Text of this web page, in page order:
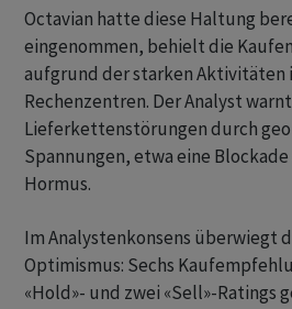
Octavian hatte diese Haltung
eingenommen, behielt die
aufgrund der starken Aktivitäten
Rechenzentren. Der Analyst
Lieferkettenstörungen durch
Spannungen, etwa eine
Hormus.
Im Analystenkonsens überwiegt
Optimismus: Sechs
«Hold»- und zwei «Sell»-Ratings